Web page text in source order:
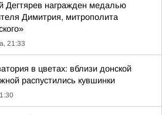
Дегтярев награжден медалью
Димитрия, митрополита
21:33
в цветах: вблизи донской
распустились кувшинки